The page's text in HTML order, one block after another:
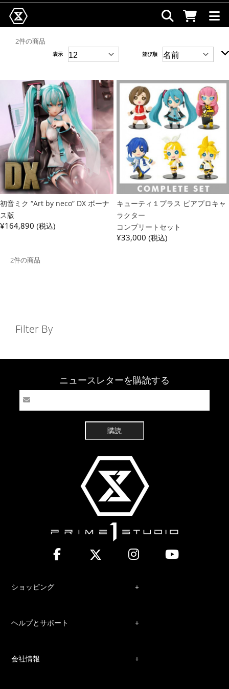
2件の商品
並び順
表示
初音ミク “Art by neco” DX ボーナ
ス版
¥164,890 (税込)
キューティ１プラス ピアプロキャ
ラクター
コンプリートセット
¥33,000 (税込)
2件の商品
Filter By
ニュースレターを購読する
購読
ショッピング
ヘルプとサポート
会社情報